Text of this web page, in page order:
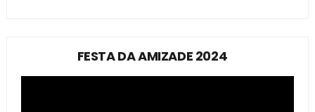
FESTA DA AMIZADE 2024